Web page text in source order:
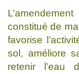
constitué de
favorise
sol, améliore
retenir l’eau